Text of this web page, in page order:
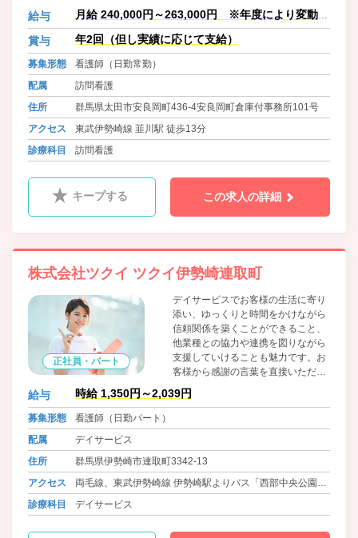
常生活の支援です。今後も全国に拠
点を増やしていき、看護師の管理者
の登用も積極的に行なって参りま
す。
給与
月給 240,000円～263,000円 ※年度により変動あ
り。※別途訪問件数手当。
賞与 年2回（但し実績に応じて支給）
募集形態
看護師（日勤常勤）
配属
訪問看護
住所
群馬県太田市安良岡町436-4安良岡町倉庫付事務所101号
アクセス
東武伊勢崎線 韮川駅 徒歩13分
診療科目
訪問看護
キープする この求人の詳細
株式会社ツクイ ツクイ伊勢崎連取町
正社員・パート
デイサービスでお客様の生活に寄り
添い、ゆっくりと時間をかけながら
信頼関係を築くことができること、
他業種との協力や連携を図りながら
支援していけることも魅力です。お
客様から感謝の言葉を直接いただけ
ることがやりがいにも繋がります。
日勤の勤務でワークライフバランス
給与 時給 1,350円～2,039円
募集形態
看護師（日勤パート）
配属
デイサービス
住所
群馬県伊勢崎市連取町3342‐13
アクセス
両毛線、東武伊勢崎線 伊勢崎駅よりバス「西部中央公園」
下車 徒歩4分
診療科目 デイサービス